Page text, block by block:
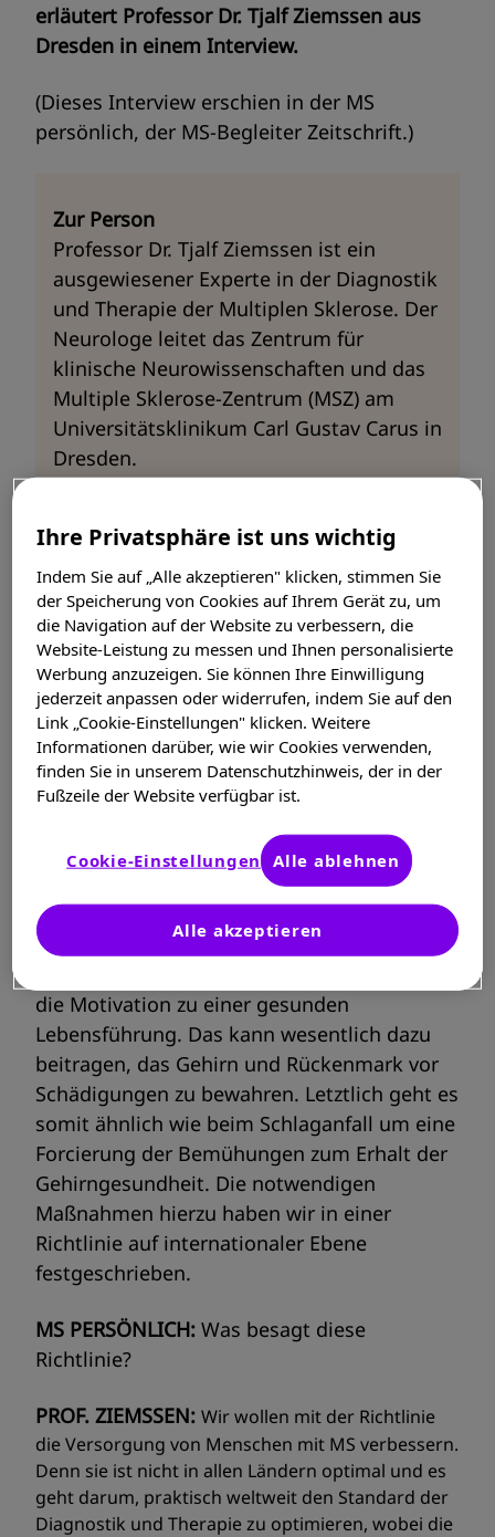
erläutert Professor Dr. Tjalf Ziemssen aus
Dresden in einem Interview.
(Dieses Interview erschien in der MS
persönlich, der MS-Begleiter Zeitschrift.)
Zur Person
Professor Dr. Tjalf Ziemssen ist ein
ausgewiesener Experte in der Diagnostik
und Therapie der Multiplen Sklerose. Der
Neurologe leitet das Zentrum für
klinische Neurowissenschaften und das
Multiple Sklerose-Zentrum (MSZ) am
Universitätsklinikum Carl Gustav Carus in
Dresden.
MS PERSÖNLICH:Herr Professor Ziemssen,
was soll „Brain Health“ bezwecken?
PROF. ZIEMSSEN: Es hat in den vergangenen
Jahren erhebliche Fortschritte bei den
Behandlungsmöglichkeiten der Multiplen Sklerose
gegeben. Mit der Initiative möchten wir erreichen,
dass diese Möglichkeiten konsequent genutzt
werden und die MS insgesamt effektiver
behandelt wird. Dabei geht es nicht nur um die
medikamentöse Therapie. Ziel ist vielmehr ein
ganzheitlicher Ansatz mit einer frühzeitigen
Diagnose und einer konsequenten Behandlung
zur Eindämmung der Krankheitsaktivität.
Unterstützend machen wir uns stark für die
die Motivation zu einer gesunden
Lebensführung. Das kann wesentlich dazu
beitragen, das Gehirn und Rückenmark vor
Schädigungen zu bewahren. Letztlich geht es
somit ähnlich wie beim Schlaganfall um eine
Forcierung der Bemühungen zum Erhalt der
Gehirngesundheit. Die notwendigen
Maßnahmen hierzu haben wir in einer
Richtlinie auf internationaler Ebene
festgeschrieben.
MS PERSÖNLICH: Was besagt diese
Richtlinie?
PROF. ZIEMSSEN: Wir wollen mit der Richtlinie
die Versorgung von Menschen mit MS verbessern.
Denn sie ist nicht in allen Ländern optimal und es
geht darum, praktisch weltweit den Standard der
Diagnostik und Therapie zu optimieren, wobei die
Ihre Privatsphäre ist uns wichtig
Indem Sie auf „Alle akzeptieren" klicken, stimmen Sie
der Speicherung von Cookies auf Ihrem Gerät zu, um
die Navigation auf der Website zu verbessern, die
Website-Leistung zu messen und Ihnen personalisierte
Werbung anzuzeigen. Sie können Ihre Einwilligung
jederzeit anpassen oder widerrufen, indem Sie auf den
Link „Cookie-Einstellungen" klicken. Weitere
Informationen darüber, wie wir Cookies verwenden,
finden Sie in unserem Datenschutzhinweis, der in der
Fußzeile der Website verfügbar ist.
Cookie-Einstellungen
Alle akzeptieren
Alle ablehnen